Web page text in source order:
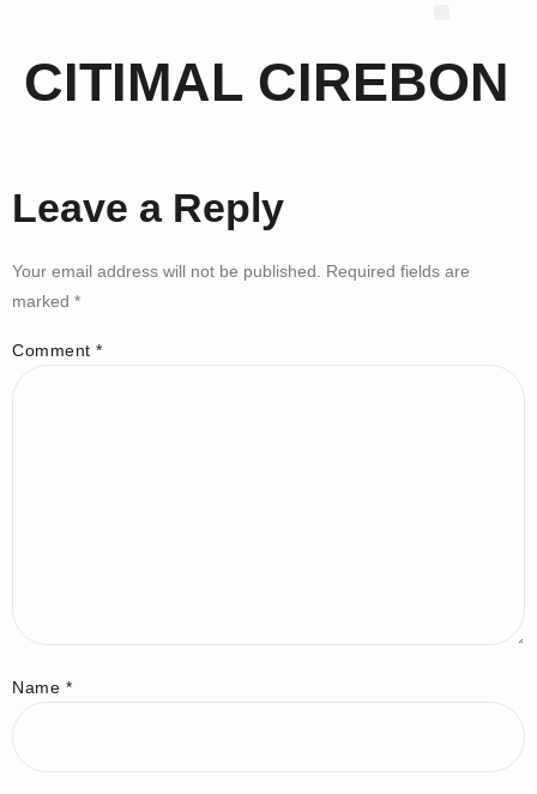
CITIMAL CIREBON
Leave a Reply
Your email address will not be published. Required fields are
marked *
Comment *
Name *